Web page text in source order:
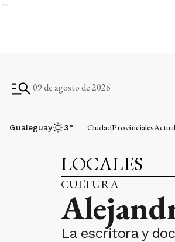
Ads
09 de agosto de 2026
Gualeguay 3° CiudadProvinciales
LOCALES
CULTURA
La escritora y